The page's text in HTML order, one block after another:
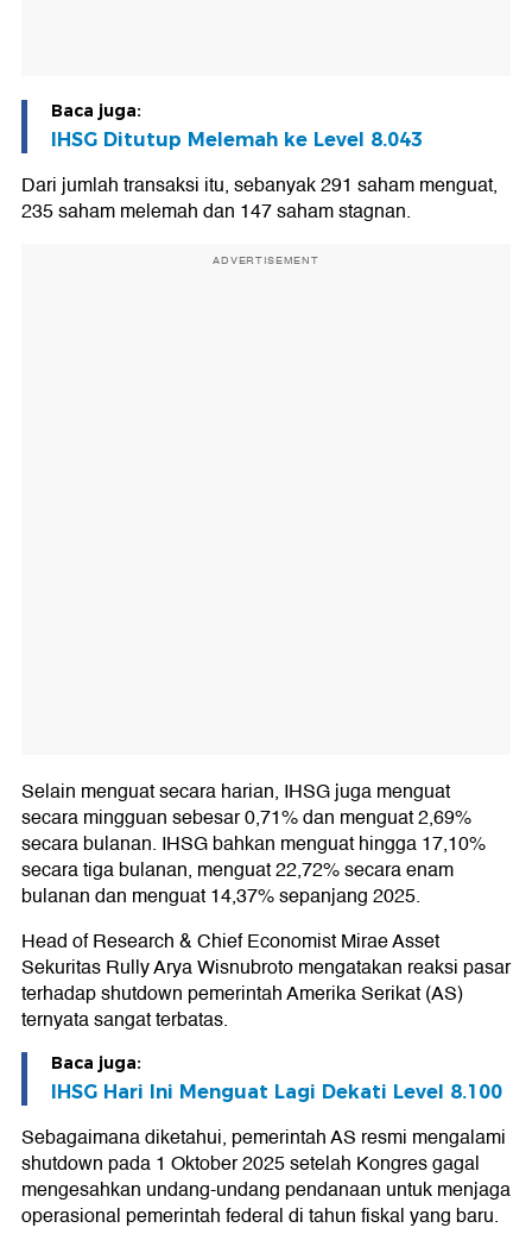
Baca juga:
IHSG Ditutup Melemah ke Level 8.043
Dari jumlah transaksi itu, sebanyak 291 saham menguat,
235 saham melemah dan 147 saham stagnan.
ADVERTISEMENT
Selain menguat secara harian, IHSG juga menguat
secara mingguan sebesar 0,71% dan menguat 2,69%
secara bulanan. IHSG bahkan menguat hingga 17,10%
secara tiga bulanan, menguat 22,72% secara enam
bulanan dan menguat 14,37% sepanjang 2025.
Head of Research & Chief Economist Mirae Asset
Sekuritas Rully Arya Wisnubroto mengatakan reaksi pasar
terhadap shutdown pemerintah Amerika Serikat (AS)
ternyata sangat terbatas.
Baca juga:
IHSG Hari Ini Menguat Lagi Dekati Level 8.100
Sebagaimana diketahui, pemerintah AS resmi mengalami
shutdown pada 1 Oktober 2025 setelah Kongres gagal
mengesahkan undang-undang pendanaan untuk menjaga
operasional pemerintah federal di tahun fiskal yang baru.